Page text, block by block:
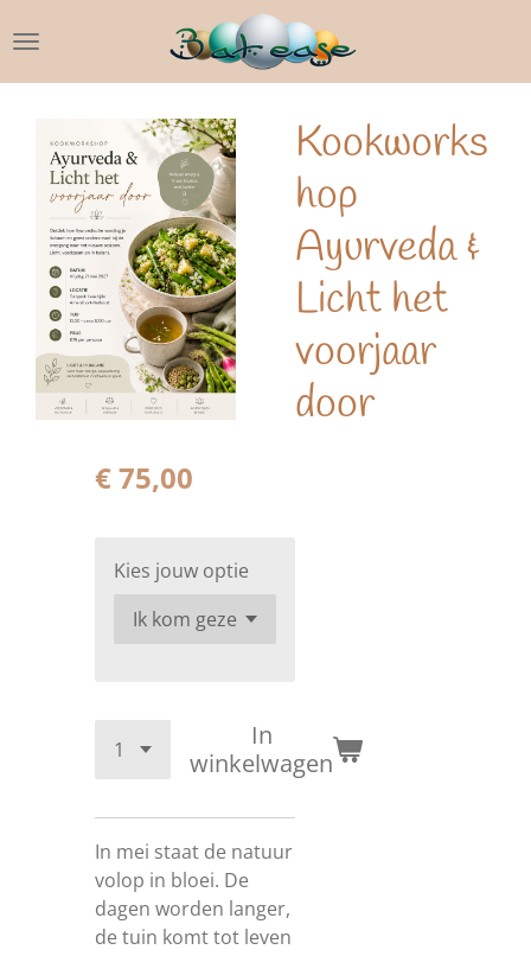
direct
naar
hoofdinhoud
Kookworks
hop
Ayurveda &
Licht het
voorjaar
door
€ 75,00
Kies jouw optie
In
winkelwagen
In mei staat de natuur
volop in bloei. De
dagen worden langer,
de tuin komt tot leven